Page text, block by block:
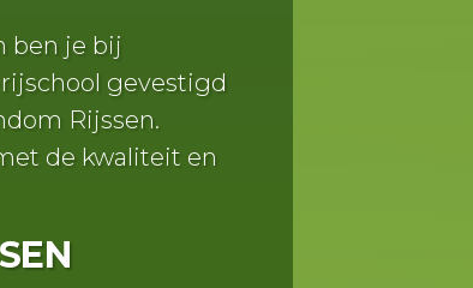
ben je bij
gevestigd
Rijssen.
de kwaliteit en